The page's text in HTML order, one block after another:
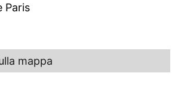
Paris
mappa